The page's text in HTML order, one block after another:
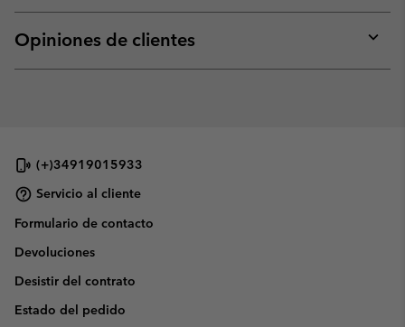
or
Opiniones de clientes
or
(+)34919015933
Servicio al cliente
Formulario de contacto
Devoluciones
Desistir del contrato
Estado del pedido